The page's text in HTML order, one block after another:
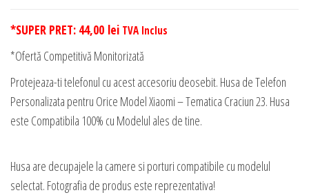
*SUPER PRET: 44,00 lei TVA Inclus
*Ofertă Competitivă Monitorizată
Protejeaza-ti telefonul cu acest accesoriu deosebit. Husa de Telefon
Personalizata pentru Orice Model Xiaomi – Tematica Craciun 23. Husa
este Compatibila 100% cu Modelul ales de tine.
Husa are decupajele la camere si porturi compatibile cu modelul
selectat. Fotografia de produs este reprezentativa!